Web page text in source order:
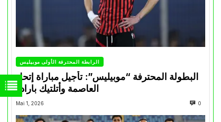
الرابطة المحترفة الأولى موبيليس
البطولة المحترفة “موبيليس”: تأجيل مباراة إتحاد
العاصمة وأتلتيك بارادو
Mai 1, 2026 0